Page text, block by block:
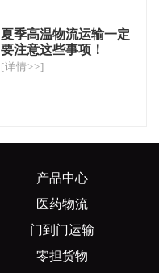
夏季高温物流运输一定
要注意这些事项！
[详情>>]
产品中心
医药物流
门到门运输
零担货物